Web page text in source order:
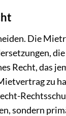
Die
die
Recht, das
zu
sondern